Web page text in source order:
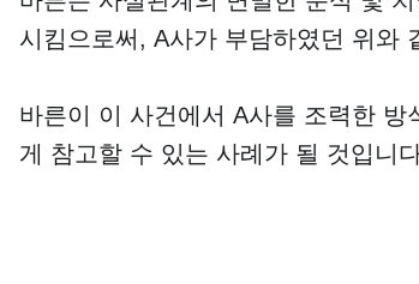
시킴으로써, A사가 부담하였던 위와
바른이 이 사건에서 A사를 조력한
게 참고할 수 있는 사례가 될 것입니